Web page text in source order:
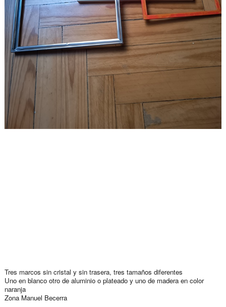
Tres marcos sin cristal y sin trasera, tres tamaños diferentes
Uno en blanco otro de aluminio o plateado y uno de madera en color
naranja
Zona Manuel Becerra